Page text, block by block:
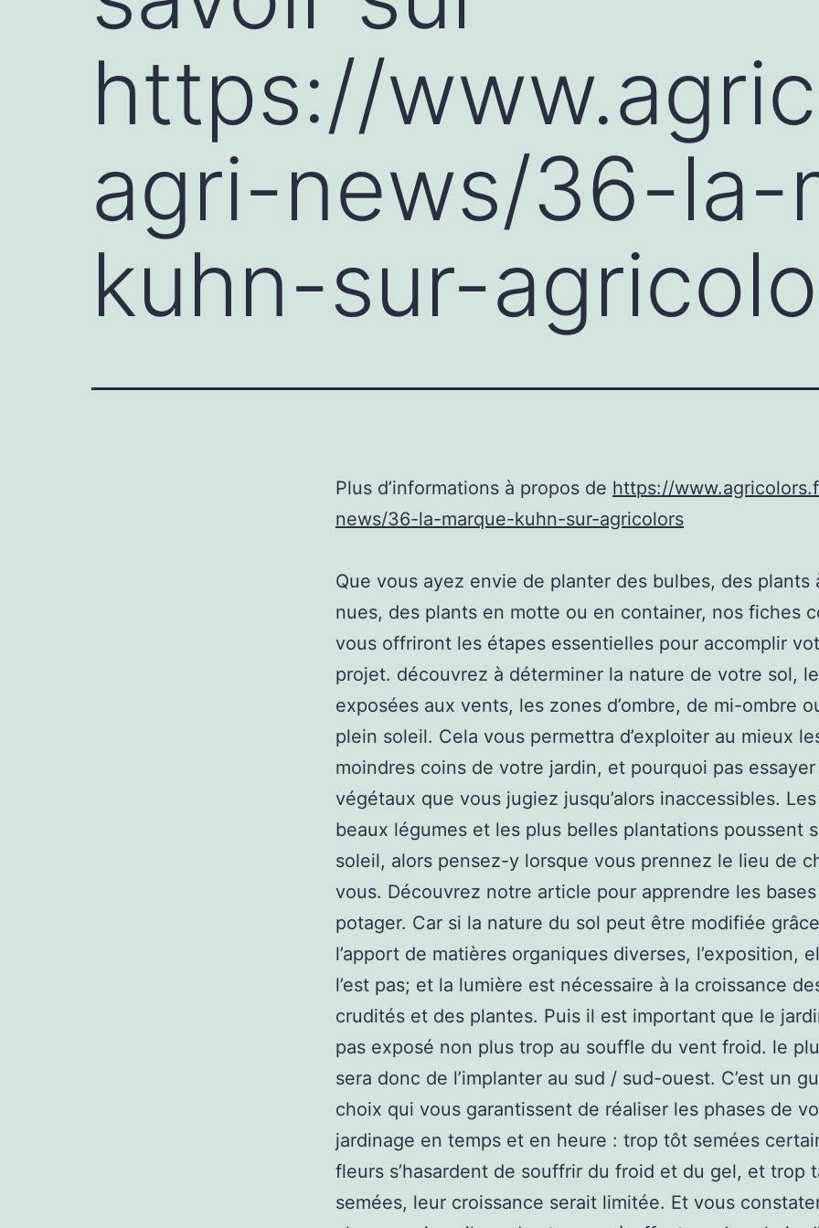
https://
agri-news/36-la-
kuhn-sur-
Plus d’informations à propos de https://
news/36-la-marque-kuhn-sur-agricolors
Que vous ayez envie de planter des bulbes, des plants
nues, des plants en motte ou en container, nos fiches
vous offriront les étapes essentielles pour accomplir
projet. découvrez à déterminer la nature de votre sol,
exposées aux vents, les zones d’ombre, de mi-ombre
plein soleil. Cela vous permettra d’exploiter au mieux
moindres coins de votre jardin, et pourquoi pas
végétaux que vous jugiez jusqu’alors inaccessibles.
beaux légumes et les plus belles plantations poussent
soleil, alors pensez-y lorsque vous prennez le lieu de
vous. Découvrez notre article pour apprendre les
potager. Car si la nature du sol peut être modifiée
l’apport de matières organiques diverses, l’exposition,
l’est pas; et la lumière est nécessaire à la croissance
crudités et des plantes. Puis il est important que le
pas exposé non plus trop au souffle du vent froid. le
sera donc de l’implanter au sud / sud-ouest. C’est un
choix qui vous garantissent de réaliser les phases de
jardinage en temps et en heure : trop tôt semées
fleurs s’hasardent de souffrir du froid et du gel, et trop
semées, leur croissance serait limitée. Et vous